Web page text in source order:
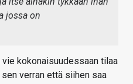
jossa on
kokonaisuudessaan tilaa
verran että siihen saa